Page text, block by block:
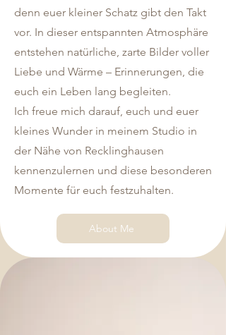
denn euer kleiner Schatz gibt den Takt
vor. In dieser entspannten Atmosphäre
entstehen natürliche, zarte Bilder voller
Liebe und Wärme – Erinnerungen, die
euch ein Leben lang begleiten.
Ich freue mich darauf, euch und euer
kleines Wunder in meinem Studio in
der Nähe von Recklinghausen
kennenzulernen und diese besonderen
Momente für euch festzuhalten.
About Me